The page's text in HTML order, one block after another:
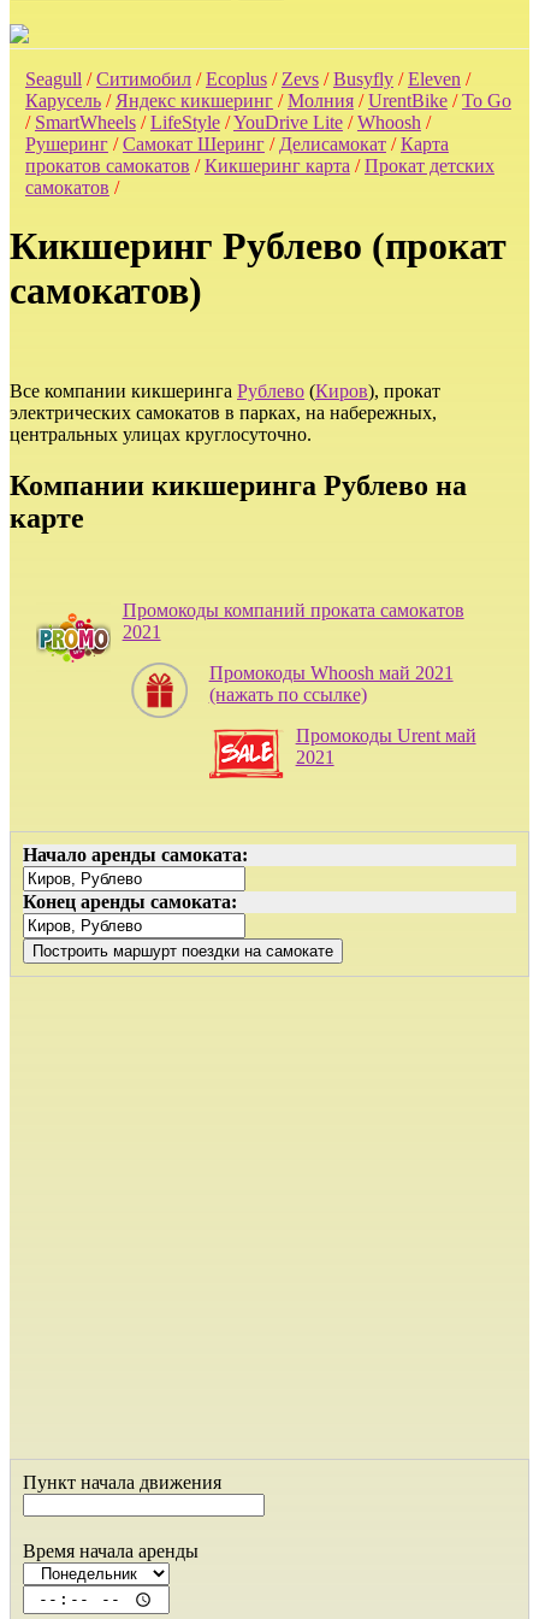
Seagull /Ситимобил/Ecoplus/ Zevs/Busyfly/Eleven /
Карусель/ Яндекс кикшеринг/Молния/UrentBike/To Go
/ SmartWheels/LifeStyle/YouDrive Lite/Whoosh /
Рушеринг/Самокат Шеринг/ Делисамокат/Карта
прокатов самокатов /Кикшеринг карта /Прокат детских
самокатов /
Кикшеринг Рублево (прокат
самокатов)
Все компании кикшеринга Рублево (Киров), прокат
электрических самокатов в парках, на набережных,
центральных улицах круглосуточно.
Компании кикшеринга Рублево на
карте
Промокоды компаний проката самокатов
2021
Промокоды Whoosh май 2021
(нажать по ссылке)
Промокоды Urent май
2021
Начало аренды самоката:
Конец аренды самоката:
Пункт начала движения
Время начала аренды